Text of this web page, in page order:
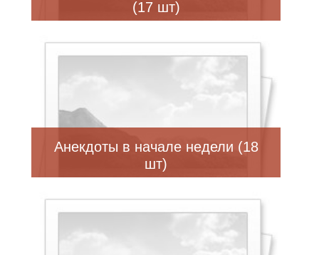
(17 шт)
Анекдоты в начале недели (18
шт)